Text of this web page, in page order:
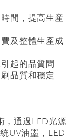
間，提高生産
及整體生產成
起的品質問
品質和穩定
，通過LED光源
UV油墨， LED